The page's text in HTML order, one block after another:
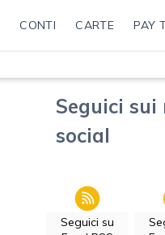
CONTI CARTE PAY
Seguici
social
Seguici su